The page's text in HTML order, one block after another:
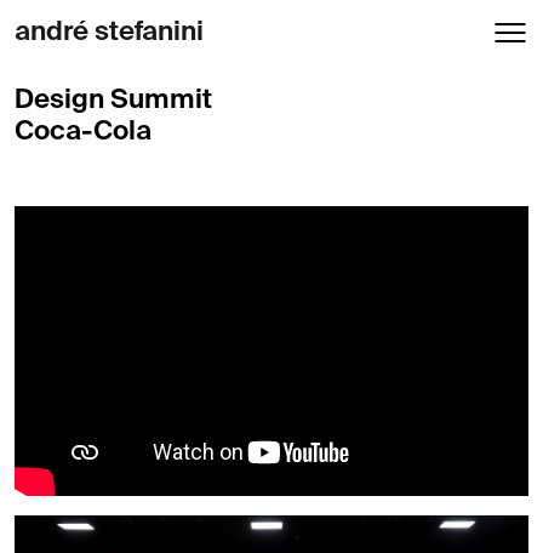
andré stefanini
Design Summit
Coca-Cola